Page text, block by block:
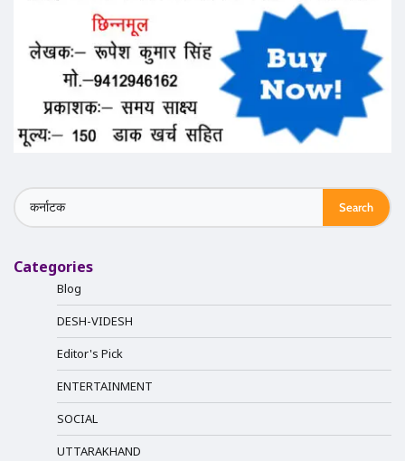
Search
for:
Categories
Blog
DESH-VIDESH
Editor's Pick
ENTERTAINMENT
SOCIAL
UTTARAKHAND